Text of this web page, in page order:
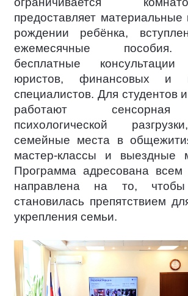
предоставляет
рождении ребёнка,
ежемесячные пособия.
бесплатные консультации
юристов, финансовых и
специалистов. Для студентов
работают
психологической
семейные места в
мастер-классы и выездные
Программа адресована всем
направлена на то,
становилась препятствием
укрепления семьи.